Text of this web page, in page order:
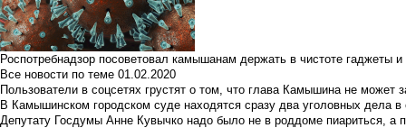
Роспотребнадзор посоветовал камышанам держать в чистоте гаджеты
Все новости по теме 01.02.2020
Пользователи в соцсетях грустят о том, что глава Камышина не может
В Камышинском городском суде находятся сразу два уголовных дела
Депутату Госдумы Анне Кувычко надо было не в роддоме пиариться, а